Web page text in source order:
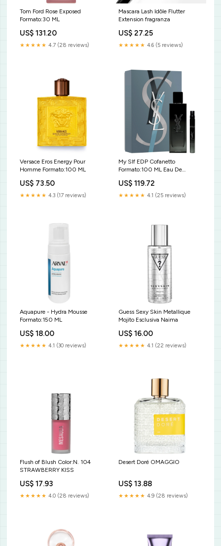
Tom Ford Rose Exposed
Formato:30 ML
US$ 131.20
★★★★★ 4.7 (28 reviews)
Mascara Lash Idôle Flutter
Extension fragranza
US$ 27.25
★★★★★ 4.6 (5 reviews)
Versace Eros Energy Pour
Homme Formato:100 ML
US$ 73.50
★★★★★ 4.3 (17 reviews)
My Slf EDP Cofanetto
Formato:100 ML Eau De
US$ 119.72
★★★★★ 4.1 (25 reviews)
Aquapure - Hydra Mousse
Formato:150 ML
US$ 18.00
★★★★★ 4.1 (30 reviews)
Guess Sexy Skin Metallique
Mojito Esclusiva Naima
US$ 16.00
★★★★★ 4.1 (22 reviews)
Flush of Blush Color:N. 104
STRAWBERRY KISS
US$ 17.93
★★★★★ 4.0 (28 reviews)
Desert Doré OMAGGIO
US$ 13.88
★★★★★ 4.9 (28 reviews)